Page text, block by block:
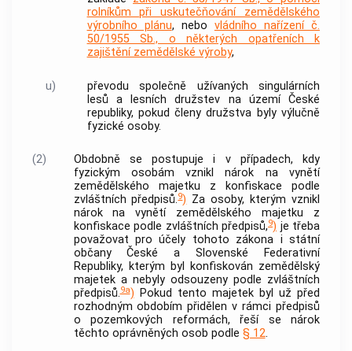
rolníkům při uskutečňování zemědělského
výrobního plánu, nebo vládního nařízení č.
50/1955 Sb., o některých opatřeních k
zajištění zemědělské výroby,
u)
převodu společně užívaných singulárních
lesů a lesních družstev na území České
republiky, pokud členy družstva byly výlučně
fyzické osoby.
(2)
Obdobně se postupuje i v případech, kdy
fyzickým osobám vznikl nárok na vynětí
zemědělského majetku z konfiskace podle
zvláštních předpisů.9) Za osoby, kterým vznikl
nárok na vynětí zemědělského majetku z
konfiskace podle zvláštních předpisů,9) je třeba
považovat pro účely tohoto zákona i státní
občany České a Slovenské Federativní
Republiky, kterým byl konfiskován zemědělský
majetek a nebyly odsouzeny podle zvláštních
předpisů.9a) Pokud tento majetek byl už před
rozhodným obdobím přidělen v rámci předpisů
o pozemkových reformách, řeší se nárok
těchto oprávněných osob podle § 12.